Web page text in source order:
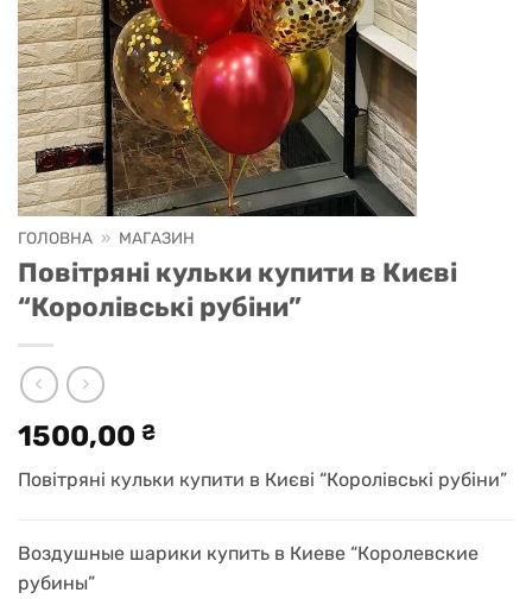
ГОЛОВНА » МАГАЗИН
Повітряні кульки купити в Києві
“Королівські рубіни”
1500,00 ₴
Повітряні кульки купити в Києві “Королівські рубіни”
Воздушные шарики купить в Киеве “Королевские
рубины”